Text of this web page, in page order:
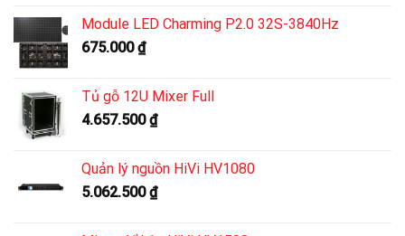
Module LED Charming P2.0 32S-3840Hz
675.000₫
Tủ gỗ 12U Mixer Full
4.657.500₫
Quản lý nguồn HiVi HV1080
5.062.500₫